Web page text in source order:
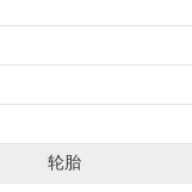
轮胎